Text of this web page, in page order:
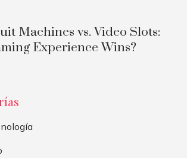
Machines vs. Video Slots:
Experience Wins?